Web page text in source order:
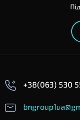
+38(063) 530